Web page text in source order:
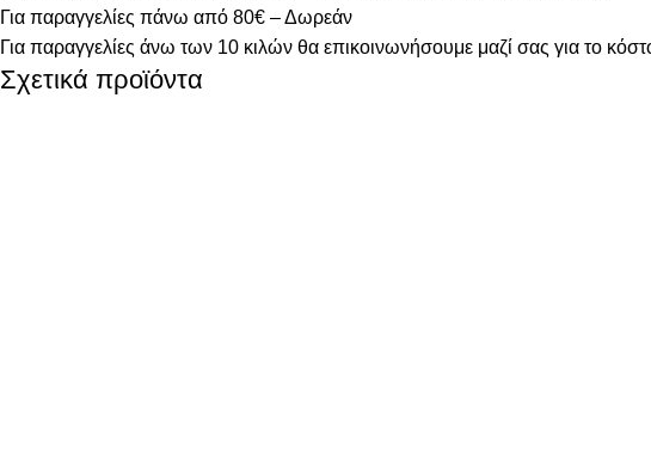
Για παραγγελίες πάνω από 80€ – Δωρεάν
Για παραγγελίες άνω των 10 κιλών θα επικοινωνήσουμε μαζί σας για το
Σχετικά προϊόντα